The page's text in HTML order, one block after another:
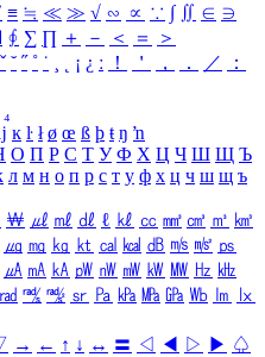
≡ ≒ ≪ ≫ √ ∽ ∝ ∵ ∫ ∬ ∈ ∋
∮ ∑ ∏ ＋ － ＜ ＝
＞
ˇ ˘ ˝ ˚ ˙ ¸ ¡ ¿ ː ！ ＇ ， ． ／
：
₄
ĸ ŀ ł ø œ ß þ ŧ ŋ ŉ
О П Р С Т У Ф Х Ц Ч Ш Щ Ъ
л м н о п р с т у ф х ц ч ш щ ъ
￦ ㎕ ㎖ ㎗ ℓ ㎘ ㏄ ㎣ ㎤ ㎥ ㎦
㎍ ㎎ ㎏ ㏏ ㎈ ㎉ ㏈ ㎧ ㎨ ㎰
㎂ ㎃ ㎄ ㎺ ㎻ ㎽ ㎾ ㎿ ㎐ ㎑
㎭ ㎮ ㎯ ㏛ ㎩ ㎪ ㎫ ㎬ ㏝ ㏐
㏓
→ ← ↑ ↓ ↔ 〓 ◁ ◀ ▷ ▶ ♤